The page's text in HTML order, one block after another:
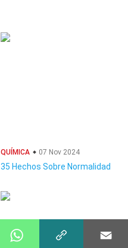
QUÍMICA 07 Nov 2024
35 Hechos Sobre Normalidad